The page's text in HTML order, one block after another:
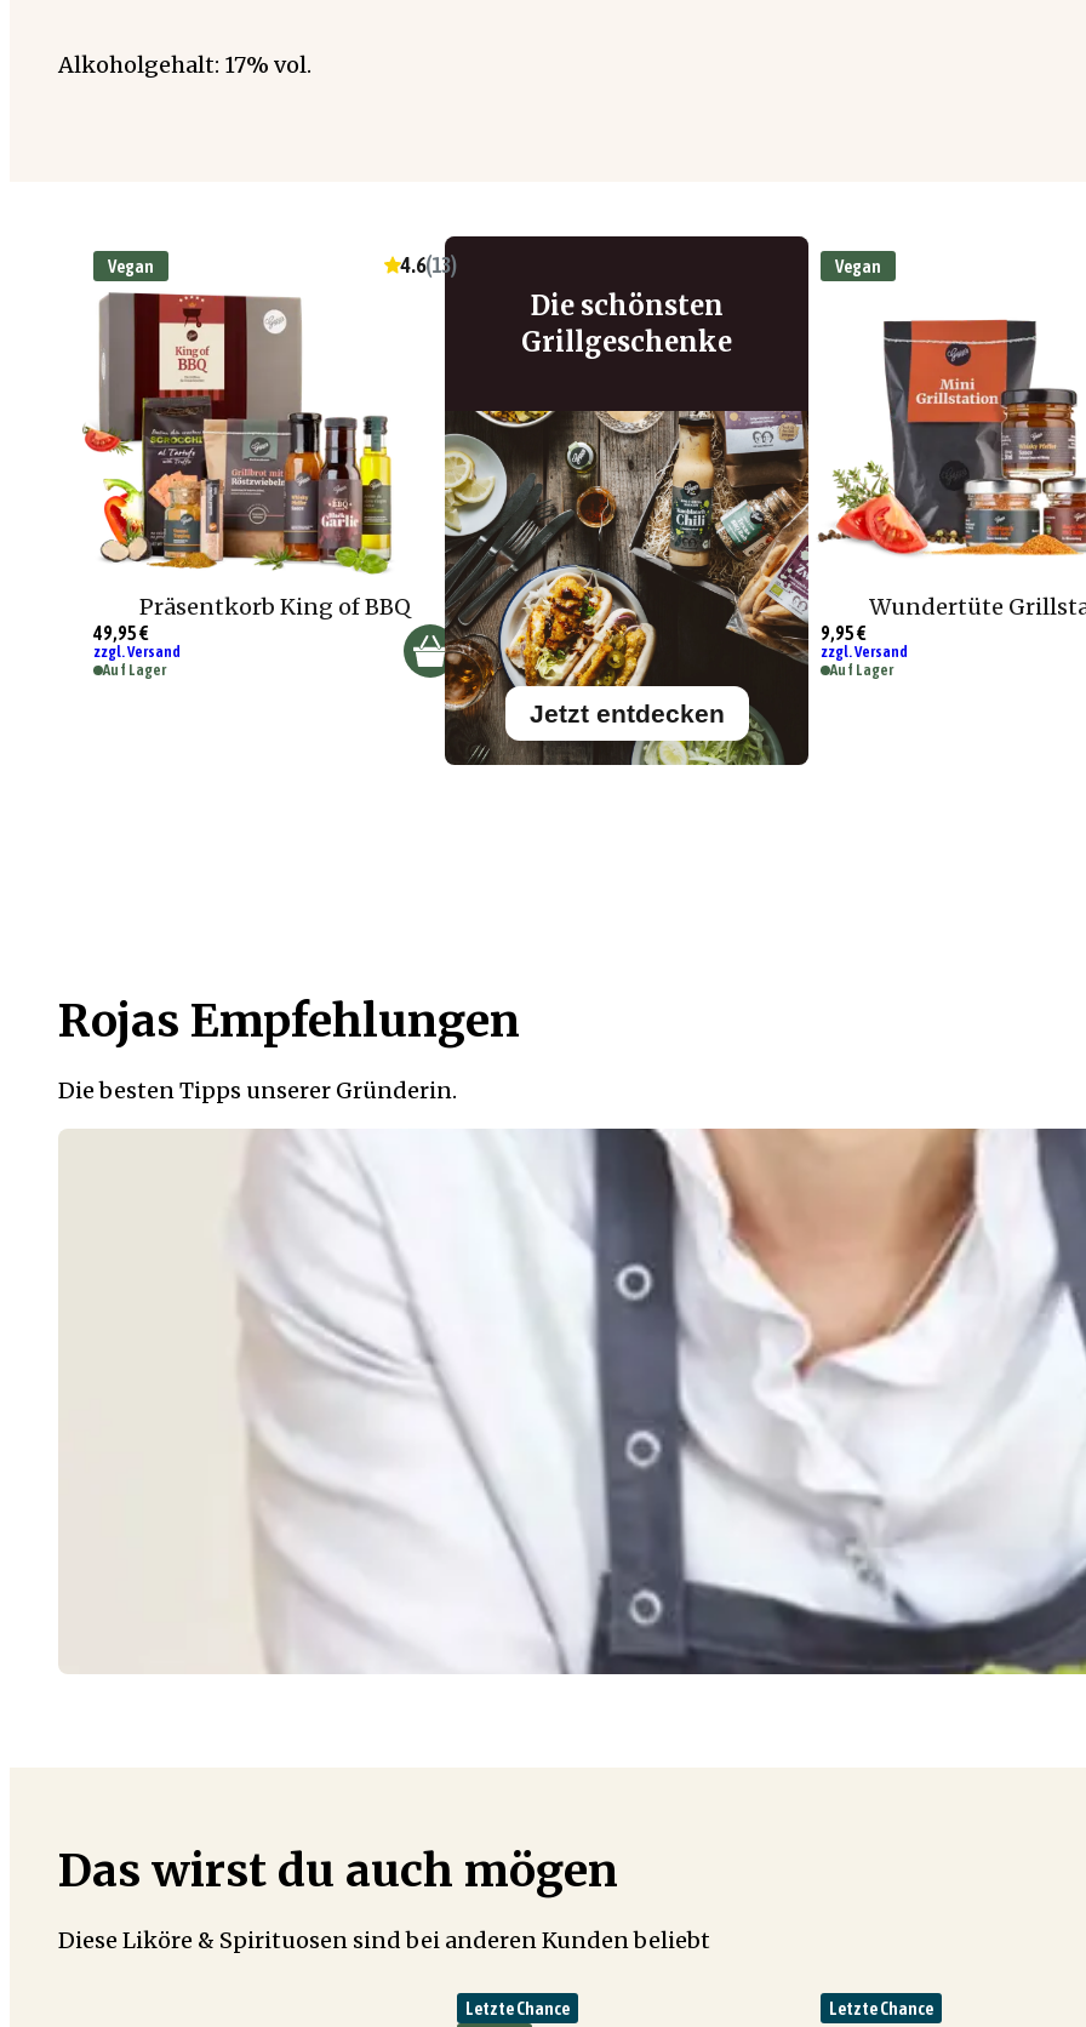
Alkoholgehalt: 17% vol.
Vegan 4.6(13)
Präsentkorb King of BBQ
49,95 €
zzgl. Versand
Auf Lager
Die schönsten
Grillgeschenke
Jetzt entdecken
Vegan
Wundertüte
9,95 €
zzgl. Versand
Auf Lager
Rojas Empfehlungen
Die besten Tipps unserer Gründerin.
Das wirst du auch mögen
Diese Liköre & Spirituosen sind bei anderen Kunden beliebt
Letzte Chance Letzte Chance